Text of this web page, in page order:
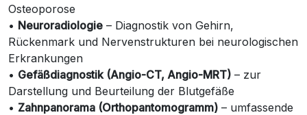
Osteoporose
• Neuroradiologie – Diagnostik von Gehirn,
Rückenmark und Nervenstrukturen bei neurologischen
Erkrankungen
• Gefäßdiagnostik (Angio-CT, Angio-MRT) – zur
Darstellung und Beurteilung der Blutgefäße
• Zahnpanorama (Orthopantomogramm) – umfassende